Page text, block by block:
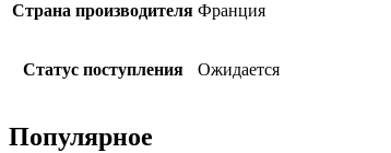
Страна производителя Франция
Статус поступления Ожидается
Популярное